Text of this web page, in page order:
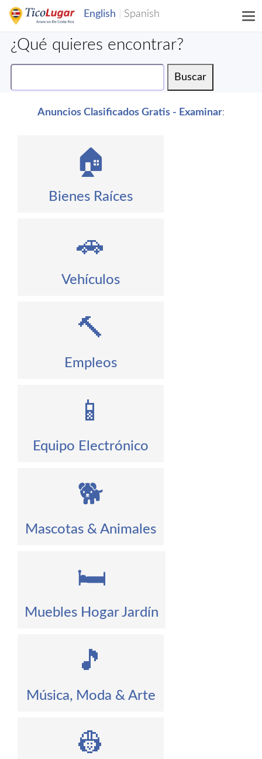
¿Qué quieres encontrar?
Anuncios Clasificados Gratis - Examinar:
🏠
Bienes Raíces
🚗
Vehículos
🔨
Empleos
📱
Equipo Electrónico
🐕
Mascotas & Animales
🛏️
Muebles Hogar Jardín
🎵
Música, Moda & Arte
👷